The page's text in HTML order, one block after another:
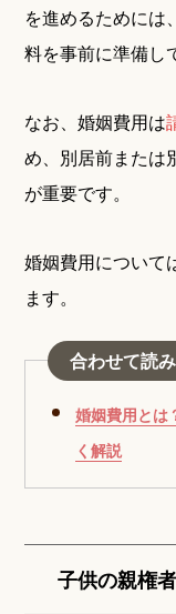
を進めるためには
料を事前に準備し
なお、婚姻費用は
め、別居前または
が重要です。
婚姻費用について
ます。
合わせて読
婚姻費用とは
く解説
子供の親権